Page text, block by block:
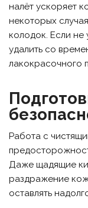
налёт ускоряет
некоторых
колодок. Если
удалить со
лакокрасочного
Работа с
Даже щадящие
раздражение
оставлять